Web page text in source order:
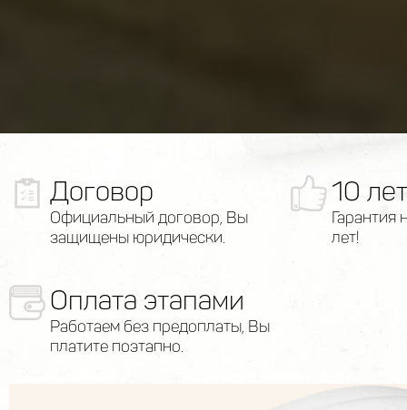
Договор
Официальный договор, Вы
защищены юридически.
10 лет
Гарантия
лет!
Оплата этапами
Работаем без предоплаты, Вы
платите поэтапно.